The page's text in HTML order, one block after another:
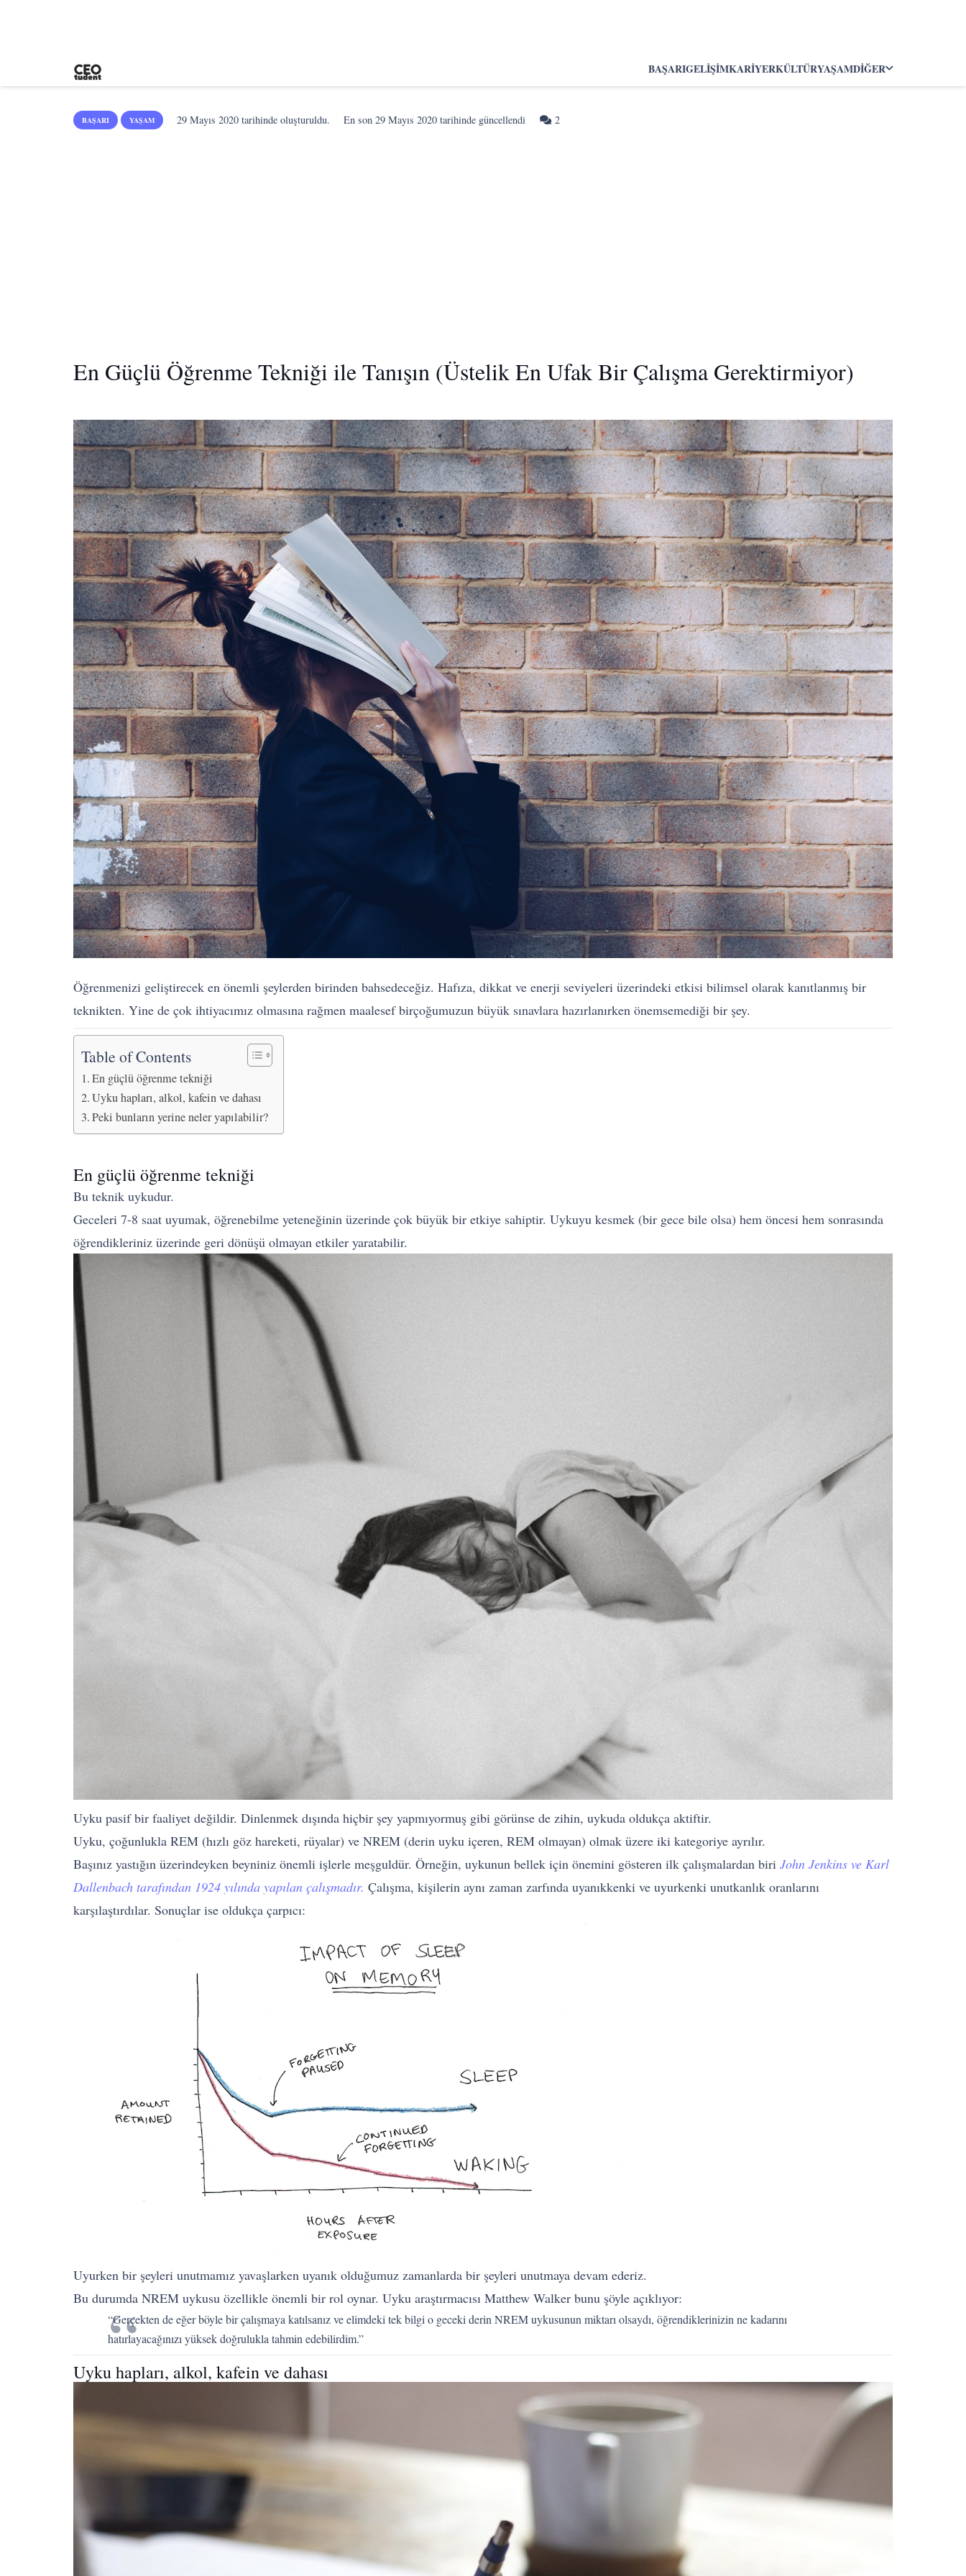
BAŞARIGELIŞIMKARIYERKÜLTÜRYAŞAMDIĞER
BAŞARI YAŞAM 29 Mayıs 2020 tarihinde oluşturuldu. En son29 Mayıs 2020 tarihinde güncellendi 2Yorum
En Güçlü Öğrenme Tekniği ile Tanışın (Üstelik En Ufak Bir Çalışma Gerektirmiyor)
Öğrenmenizi geliştirecek en önemli şeylerden birinden bahsedeceğiz. Hafıza, dikkat ve enerji seviyeleri üzerindeki etkisi bilimsel olarak kanıtlanmış bir
teknikten. Yine de çok ihtiyacımız olmasına rağmen maalesef birçoğumuzun büyük sınavlara hazırlanırken önemsemediği bir şey.
Table of Contents
En güçlü öğrenme tekniği
Uyku hapları, alkol, kafein ve dahası
Peki bunların yerine neler yapılabilir?
En güçlü öğrenme tekniği
Bu teknik uykudur.
Geceleri 7-8 saat uyumak, öğrenebilme yeteneğinin üzerinde çok büyük bir etkiye sahiptir. Uykuyu kesmek (bir gece bile olsa) hem öncesi hem sonrasında
öğrendikleriniz üzerinde geri dönüşü olmayan etkiler yaratabilir.
Uyku pasif bir faaliyet değildir. Dinlenmek dışında hiçbir şey yapmıyormuş gibi görünse de zihin, uykuda oldukça aktiftir.
Uyku, çoğunlukla REM (hızlı göz hareketi, rüyalar) ve NREM (derin uyku içeren, REM olmayan) olmak üzere iki kategoriye ayrılır.
Başınız yastığın üzerindeyken beyniniz önemli işlerle meşguldür. Örneğin, uykunun bellek için önemini gösteren ilk çalışmalardan biri John Jenkins ve Karl
Dallenbach tarafından 1924 yılında yapılan çalışmadır. Çalışma, kişilerin aynı zaman zarfında uyanıkkenki ve uyurkenki unutkanlık oranlarını
karşılaştırdılar. Sonuçlar ise oldukça çarpıcı:
Uyurken bir şeyleri unutmamız yavaşlarken uyanık olduğumuz zamanlarda bir şeyleri unutmaya devam ederiz.
Bu durumda NREM uykusu özellikle önemli bir rol oynar. Uyku araştırmacısı Matthew Walker bunu şöyle açıklıyor:
“Gerçekten de eğer böyle bir çalışmaya katılsanız ve elimdeki tek bilgi o geceki derin NREM uykusunun miktarı olsaydı, öğrendiklerinizin ne kadarını
hatırlayacağınızı yüksek doğrulukla tahmin edebilirdim.”
Uyku hapları, alkol, kafein ve dahası